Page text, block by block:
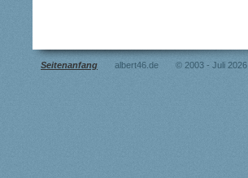
Seitenanfang albert46.de © 2003 - Juli 2026